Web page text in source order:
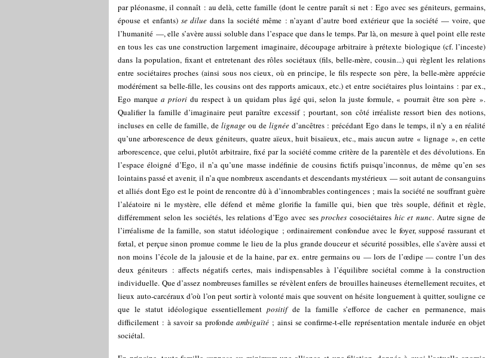
par pléonasme, il connaît : au delà, cette famille (dont le centre paraît si net : Ego avec ses géniteurs, germains,
épouse et enfants)se dilue dans la société même : n’ayant d’autre bord extérieur que la société — voire, que
l’humanité —, elle s’avère aussi soluble dans l’espace que dans le temps. Par là, on mesure à quel point elle reste
en tous les cas une construction largement imaginaire, découpage arbitraire à prétexte biologique (cf. l’inceste)
dans la population, fixant et entretenant des rôles sociétaux (fils, belle-mère, cousin...) qui règlent les relations
entre sociétaires proches (ainsi sous nos cieux, où en principe, le fils respecte son père, la belle-mère apprécie
modérément sa belle-fille, les cousins ont des rapports amicaux, etc.) et entre sociétaires plus lointains : par ex.,
Ego marque a priori du respect à un quidam plus âgé qui, selon la juste formule, « pourrait être son père ».
Qualifier la famille d’imaginaire peut paraître excessif ; pourtant, son côté irréaliste ressort bien des notions,
incluses en celle de famille, de lignage ou de lignéed’ancêtres : précédant Ego dans le temps, il n’y a en réalité
qu’une arborescence de deux géniteurs, quatre aïeux, huit bisaïeux, etc., mais aucun autre « lignage », en cette
arborescence, que celui, plutôt arbitraire, fixé par la société comme critère de la parentèle et des dévolutions. En
l’espace éloigné d’Ego, il n’a qu’une masse indéfinie de cousins fictifs puisqu’inconnus, de même qu’en ses
lointains passé et avenir, il n’a que nombreux ascendants et descendants mystérieux — soit autant de consanguins
et alliés dont Ego est le point de rencontre dû à d’innombrables contingences ; mais la société ne souffrant guère
l’aléatoire ni le mystère, elle défend et même glorifie la famille qui, bien que très souple, définit et règle,
différemment selon les sociétés, les relations d’Ego avec sesproches cosociétaires hic et nunc. Autre signe de
l’irréalisme de la famille, son statut idéologique ; ordinairement confondue avec le foyer, supposé rassurant et
fœtal, et perçue sinon promue comme le lieu de la plus grande douceur et sécurité possibles, elle s’avère aussi et
non moins l’école de la jalousie et de la haine, par ex. entre germains ou — lors de l’œdipe — contre l’un des
deux géniteurs : affects négatifs certes, mais indispensables à l’équilibre sociétal comme à la construction
individuelle. Que d’assez nombreuses familles se révèlent enfers de brouilles haineuses éternellement recuites, et
lieux auto-carcéraux d’où l’on peut sortir à volonté mais que souvent on hésite longuement à quitter, souligne ce
que le statut idéologique essentiellementpositifde la famille s’efforce de cacher en permanence, mais
difficilement : à savoir sa profonde ambiguïté ; ainsi se confirme-t-elle représentation mentale indurée en objet
sociétal.